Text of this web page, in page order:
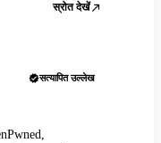
स्रोत देखें
सत्यापित उल्लेख